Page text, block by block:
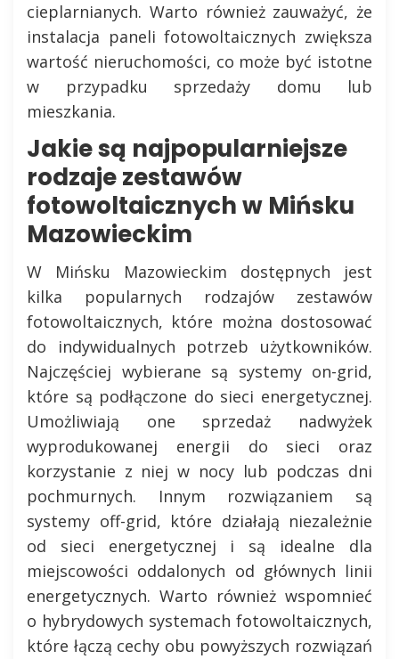
cieplarnianych. Warto również zauważyć, że
instalacja paneli fotowoltaicznych zwiększa
wartość nieruchomości, co może być istotne
w przypadku sprzedaży domu lub
mieszkania.
Jakie są najpopularniejsze
rodzaje zestawów
fotowoltaicznych w Mińsku
Mazowieckim
W Mińsku Mazowieckim dostępnych jest
kilka popularnych rodzajów zestawów
fotowoltaicznych, które można dostosować
do indywidualnych potrzeb użytkowników.
Najczęściej wybierane są systemy on-grid,
które są podłączone do sieci energetycznej.
Umożliwiają one sprzedaż nadwyżek
wyprodukowanej energii do sieci oraz
korzystanie z niej w nocy lub podczas dni
pochmurnych. Innym rozwiązaniem są
systemy off-grid, które działają niezależnie
od sieci energetycznej i są idealne dla
miejscowości oddalonych od głównych linii
energetycznych. Warto również wspomnieć
o hybrydowych systemach fotowoltaicznych,
które łączą cechy obu powyższych rozwiązań